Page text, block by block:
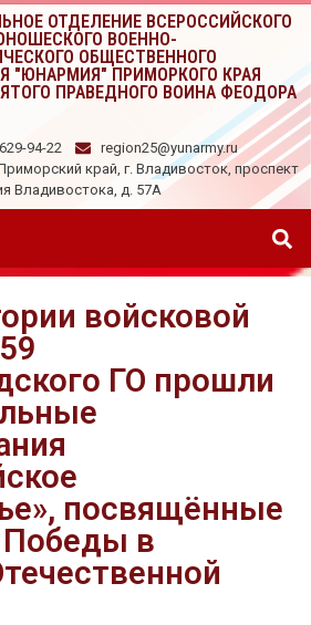
ОТДЕЛЕНИЕ ВСЕРОССИЙСКОГО
ВОЕННО-
ОБЩЕСТВЕННОГО
"ЮНАРМИЯ" ПРИМОРКОГО КРАЯ
ПРАВЕДНОГО ВОИНА ФЕОДОРА
94-22
region25@yunarmy.ru
край, г. Владивосток, проспект
Владивостока, д. 57А
войсковой
ГО прошли
посвящённые
в